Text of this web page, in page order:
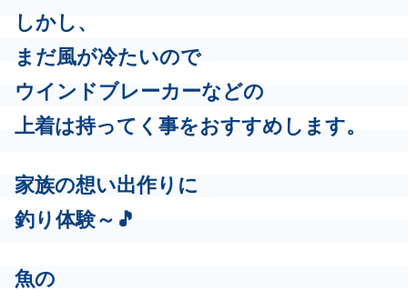
しかし、
まだ風が冷たいので
ウインドブレーカーなどの
上着は持ってく事をおすすめします。
家族の想い出作りに
釣り体験～🎵
魚の